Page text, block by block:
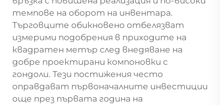
темпове на оборот на инвентара.
Търговците обикновено отбелязват
измерими подобрения в приходите на
квадратен метър след внедяване на
добре проектирани компоновки с
гондоли. Тези постижения често
оправдават първоначалните инвестиции
още през първата година на